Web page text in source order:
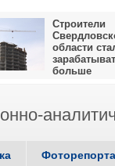
Строители
области
больше